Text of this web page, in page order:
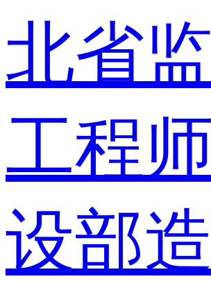
北省
工程师
设部